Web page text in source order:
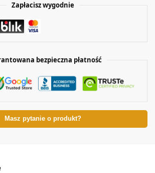
Zapłacisz wygodnie
bezpieczna płatność
Masz pytanie o produkt?